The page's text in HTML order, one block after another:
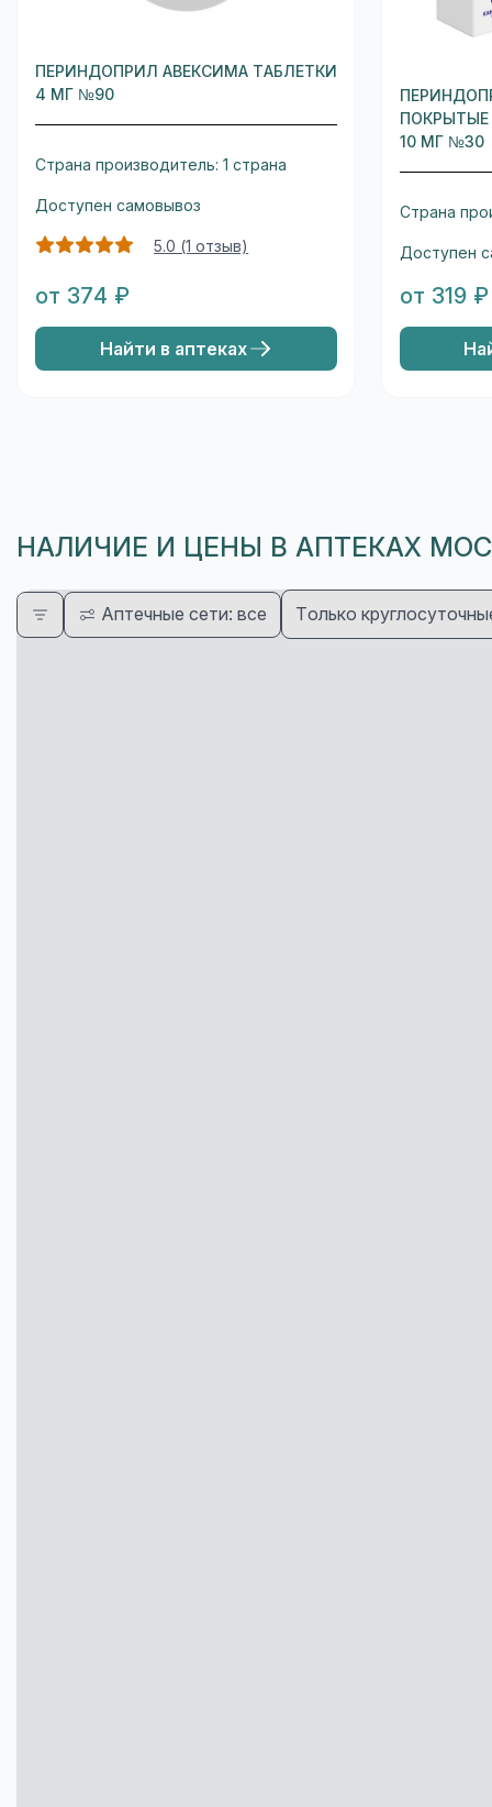
ПЕРИНДОПРИЛ АВЕКСИМА ТАБЛЕТКИ
4 МГ №90
Страна производитель: 1 страна
Доступен самовывоз
5.0 (1 отзыв)
от 374 ₽
Найти в аптеках
10 МГ №30
Страна
Доступен
от 319 ₽
НАЛИЧИЕ И ЦЕНЫ В АПТЕКАХ
Аптечные сети: все Только